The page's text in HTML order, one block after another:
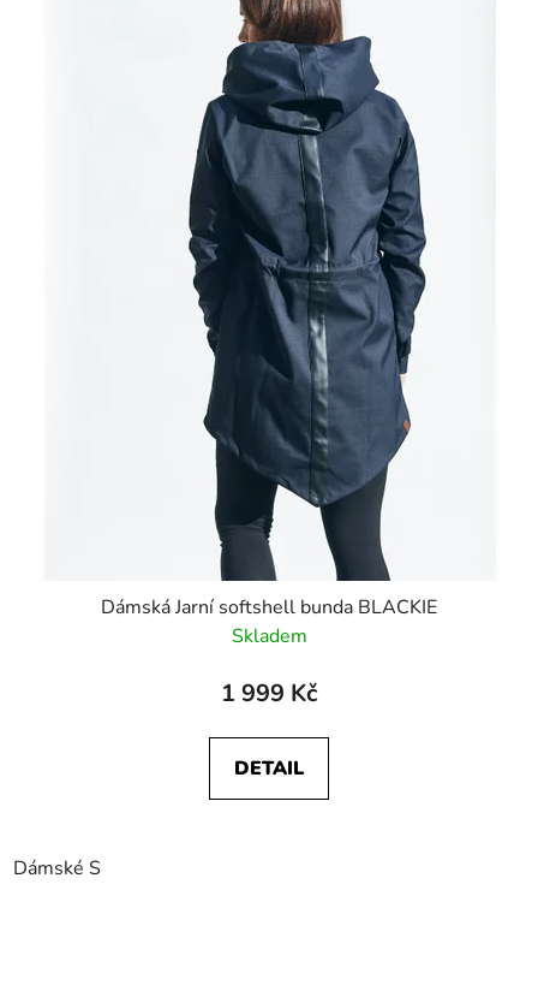
Dámská Jarní softshell bunda BLACKIE
Skladem
1 999 Kč
DETAIL
Dámské S